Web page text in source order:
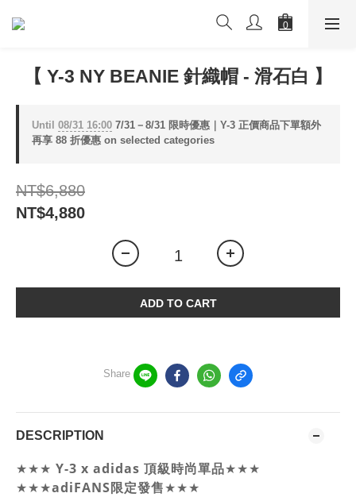
【 Y-3 NY BEANIE 針織帽 - 滑石白 】
Until 08/31 16:00 7/31－8/31 限時優惠｜Y-3 正價商品下單額外
再享 88 折優惠 on selected categories
NT$6,880
NT$4,880
ADD TO CART
Share
DESCRIPTION
★★★ Y-3 x adidas 頂級時尚單品★★★
★★★adiFANS限定發售★★★